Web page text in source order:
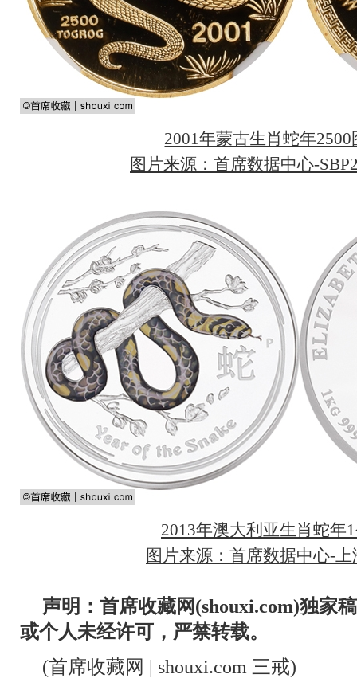
2001年蒙古生肖蛇年
图片来源：首席数据中心-
2013年澳大利亚生肖蛇年
图片来源：首席数据中心-
声明：首席收藏网(shouxi.com)独家
或个人未经许可，严禁转载。
(首席收藏网 | shouxi.com 三戒)